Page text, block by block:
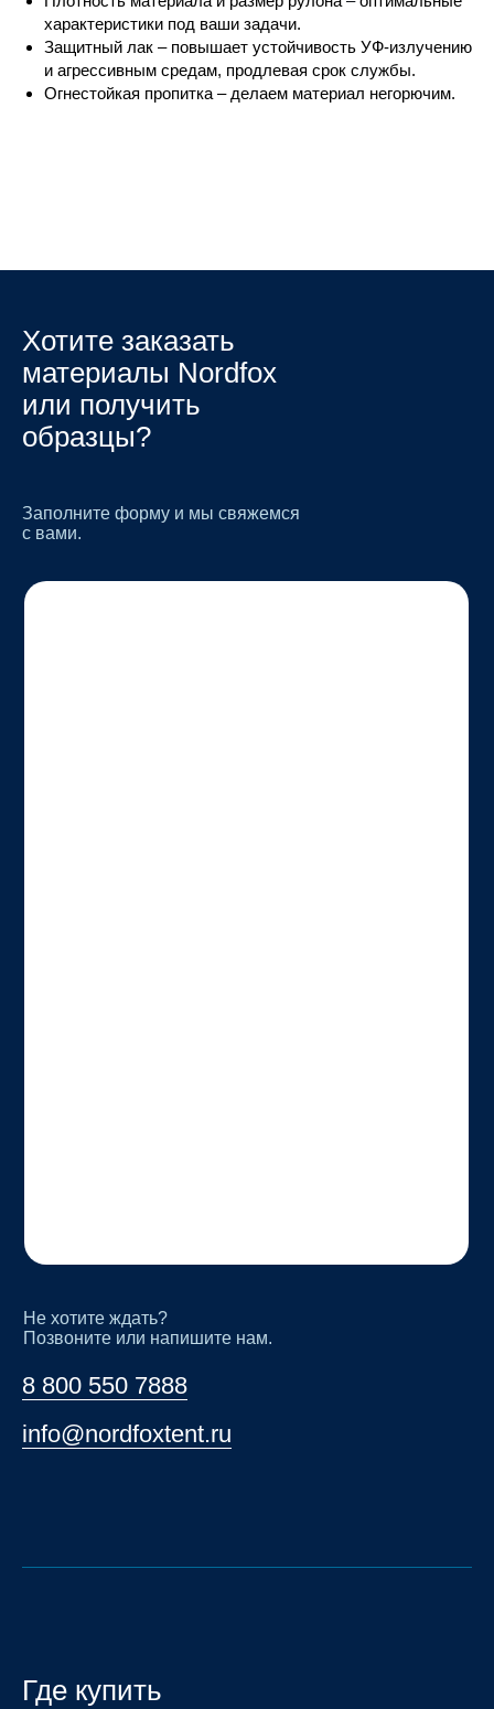
характеристики под ваши задачи.
Защитный лак – повышает устойчивость УФ-излучению
и агрессивным средам, продлевая срок службы.
Огнестойкая пропитка – делаем материал негорючим.
Хотите заказать
материалы Nordfox
или получить
образцы?
8 800 550 7888
info@nordfoxtent.ru
Не хотите ждать?
Позвоните или напишите нам.
Заполните форму и мы свяжемся
с вами.
Где купить